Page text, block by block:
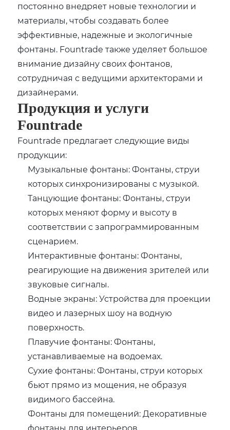
постоянно внедряет новые технологии и
материалы, чтобы создавать более
эффективные, надежные и экологичные
фонтаны. Fountrade также уделяет большое
внимание дизайну своих фонтанов,
сотрудничая с ведущими архитекторами и
дизайнерами.
Продукция и услуги
Fountrade
Fountrade предлагает следующие виды
продукции:
Музыкальные фонтаны: Фонтаны, струи
которых синхронизированы с музыкой.
Танцующие фонтаны: Фонтаны, струи
которых меняют форму и высоту в
соответствии с запрограммированным
сценарием.
Интерактивные фонтаны: Фонтаны,
реагирующие на движения зрителей или
звуковые сигналы.
Водные экраны: Устройства для проекции
видео и лазерных шоу на водную
поверхность.
Плавучие фонтаны: Фонтаны,
устанавливаемые на водоемах.
Сухие фонтаны: Фонтаны, струи которых
бьют прямо из мощения, не образуя
видимого бассейна.
Фонтаны для помещений: Декоративные